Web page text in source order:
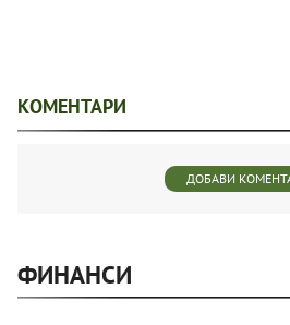
КОМЕНТАРИ
ДОБАВИ
ФИНАНСИ